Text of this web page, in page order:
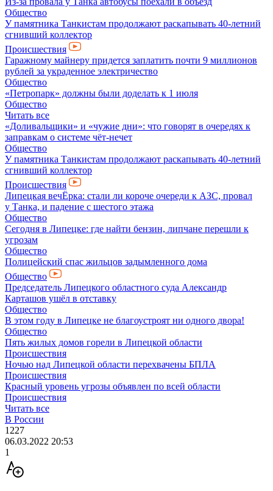
Общество
У памятника Танкистам продолжают раскапывать 40-летний
сгнивший коллектор
Происшествия
Гаражному майнеру придется заплатить почти 9 миллионов
рублей за украденное электричество
Общество
«Петропарк» должны были доделать к 1 июля
Общество
Читать все
«Доливальщики» и «чужие дни»: что говорят в очередях к
заправкам о системе чёт-нечет
Общество
У памятника Танкистам продолжают раскапывать 40-летний
сгнивший коллектор
Происшествия
Липецкая вечЁрка: стали ли короче очереди к АЗС, провал
у Танка, и падение с шестого этажа
Общество
Сегодня в Липецке: где найти бензин, липчане перешли к
угрозам
Общество
Полицейский спас жильцов задымленного дома
Общество
Председатель Липецкого областного суда Александр
Карташов ушёл в отставку
Общество
В этом году в Липецке не благоустроят ни одного двора!
Общество
Пять жилых домов горели в Липецкой области
Происшествия
Ночью над Липецкой области перехвачены БПЛА
Происшествия
Красный уровень угрозы объявлен по всей области
Происшествия
Читать все
В России
1227
06.03.2022 20:53
1